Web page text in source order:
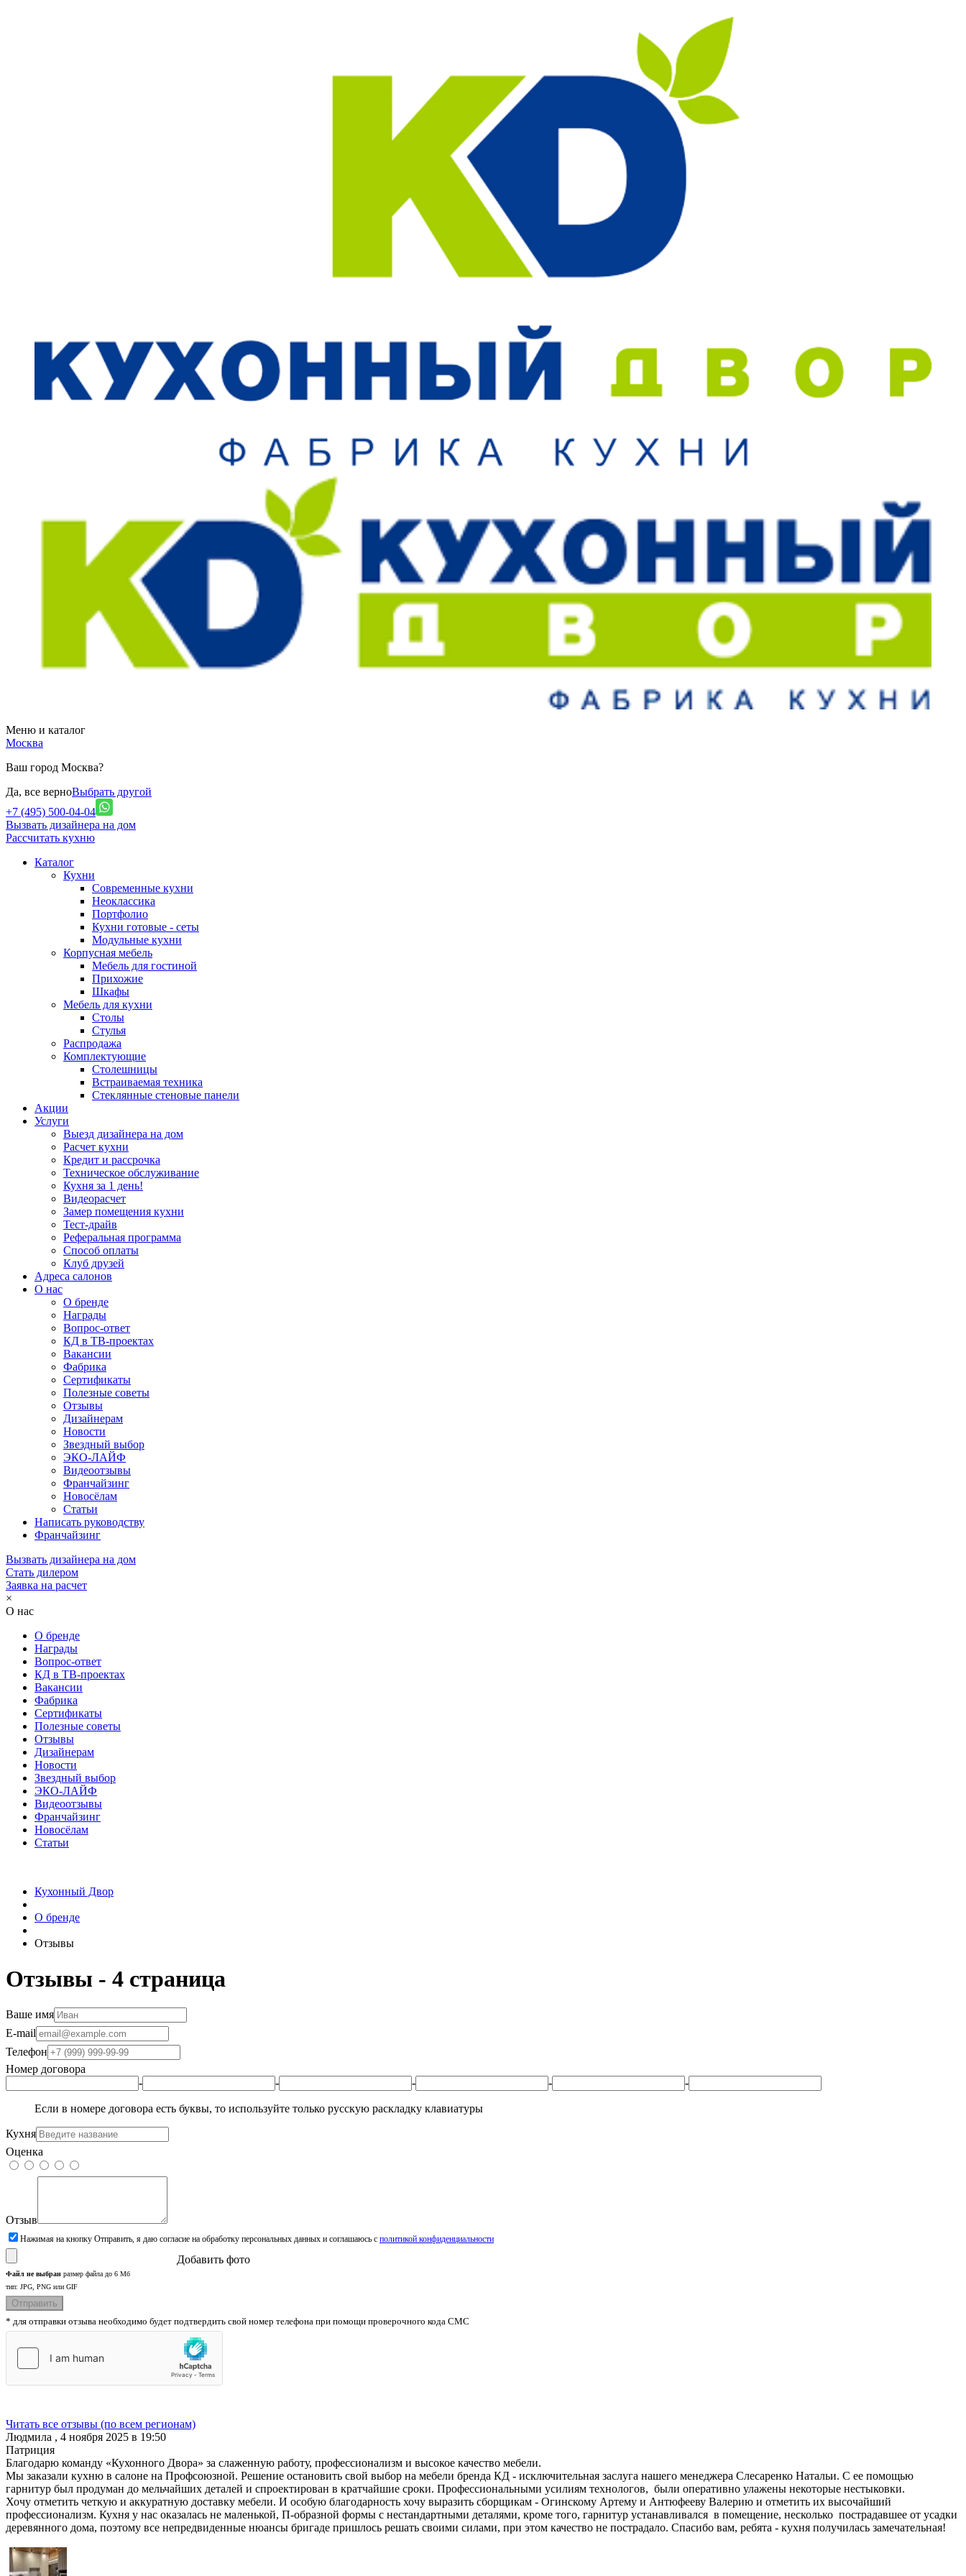
Меню и каталог
Москва
Ваш город Москва?
Да, все верноВыбрать другой
+7 (495) 500-04-04
Вызвать дизайнера на дом
Рассчитать кухню
Каталог
Кухни
Современные кухни
Неоклассика
Портфолио
Кухни готовые - сеты
Модульные кухни
Корпусная мебель
Мебель для гостиной
Прихожие
Шкафы
Мебель для кухни
Столы
Стулья
Распродажа
Комплектующие
Столешницы
Встраиваемая техника
Стеклянные стеновые панели
Акции
Услуги
Выезд дизайнера на дом
Расчет кухни
Кредит и рассрочка
Техническое обслуживание
Кухня за 1 день!
Видеорасчет
Замер помещения кухни
Тест-драйв
Реферальная программа
Способ оплаты
Клуб друзей
Адреса салонов
О нас
О бренде
Награды
Вопрос-ответ
КД в ТВ-проектах
Вакансии
Фабрика
Сертификаты
Полезные советы
Отзывы
Дизайнерам
Новости
Звездный выбор
ЭКО-ЛАЙФ
Видеоотзывы
Франчайзинг
Новосёлам
Статьи
Написать руководству
Франчайзинг
Вызвать дизайнера на дом
Стать дилером
Заявка на расчет
×
О нас
О бренде
Награды
Вопрос-ответ
КД в ТВ-проектах
Вакансии
Фабрика
Сертификаты
Полезные советы
Отзывы
Дизайнерам
Новости
Звездный выбор
ЭКО-ЛАЙФ
Видеоотзывы
Франчайзинг
Новосёлам
Статьи
Кухонный Двор
О бренде
Отзывы
Отзывы - 4 страница
Ваше имя
E-mail
Телефон
Номер договора
-
- - - -
Если в номере договора есть буквы, то используйте только русскую раскладку клавиатуры
Кухня
Оценка
Отзыв
Нажимая на кнопку Отправить, я даю согласие на обработку персональных данных и соглашаюсь с политикой конфиденциальности
Добавить фото
Файл не выбран размер файла до 6 Мб
тип: JPG, PNG или GIF
* для отправки отзыва необходимо будет подтвердить свой номер телефона при помощи проверочного кода СМС
Читать все отзывы (по всем регионам)
Людмила , 4 ноября 2025 в 19:50
Патриция
Благодарю команду «Кухонного Двора» за слаженную работу, профессионализм и высокое качество мебели.
Мы заказали кухню в салоне на Профсоюзной. Решение остановить свой выбор на мебели бренда КД - исключительная заслуга нашего менеджера Слесаренко Натальи. С ее помощью
гарнитур был продуман до мельчайших деталей и спроектирован в кратчайшие сроки. Профессиональными усилиям технологов, были оперативно улажены некоторые нестыковки.
Хочу отметить четкую и аккуратную доставку мебели. И особую благодарность хочу выразить сборщикам - Огинскому Артему и Антюфееву Валерию и отметить их высочайший
профессионализм. Кухня у нас оказалась не маленькой, П-образной формы с нестандартными деталями, кроме того, гарнитур устанавливался в помещение, несколько пострадавшее от усадки
деревянного дома, поэтому все непредвиденные нюансы бригаде пришлось решать своими силами, при этом качество не пострадало. Спасибо вам, ребята - кухня получилась замечательная!